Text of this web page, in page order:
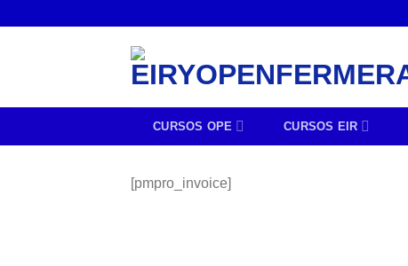
CURSOS OPE CURSOS EIR
[pmpro_invoice]